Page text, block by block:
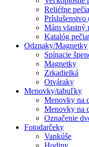
Reliéfne
Mám vlastný
Katalóg
Odznaky/Magnetky
Spínacie
Magnetky
Zrkadielká
Otváraky
Menovky/tabuľky
Menovky na
Menovky na
Označenie
Fotodarčeky
Vankúše
Hodiny